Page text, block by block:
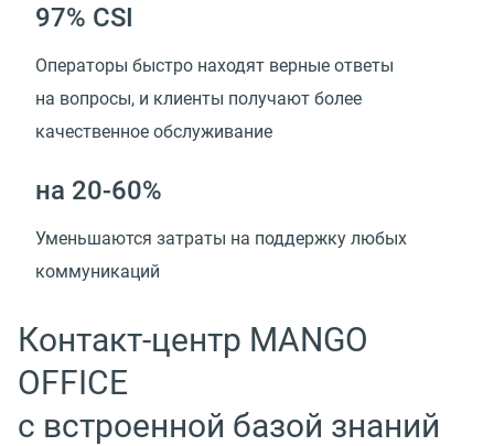
97% CSI
Операторы быстро находят верные ответы
на вопросы, и клиенты получают более
качественное обслуживание
на 20-60%
Уменьшаются затраты на поддержку любых
коммуникаций
Контакт-центр MANGO
OFFICE
с встроенной базой знаний